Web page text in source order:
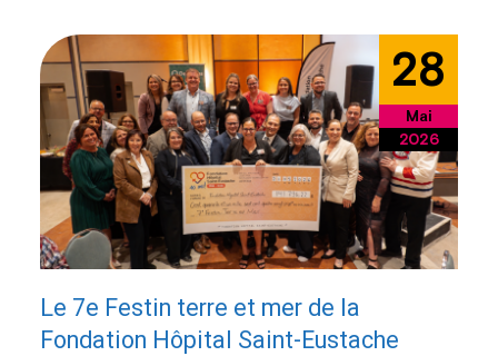
Continued
28
Mai
2026
Le 7e Festin terre et mer de la
Fondation Hôpital Saint-Eustache